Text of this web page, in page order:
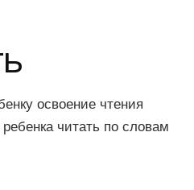
освоение чтения
читать по словам